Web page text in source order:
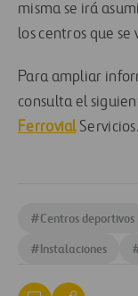
misma se irá
los centros que
Para ampliar
consulta el
FerrovialServicios.
#Centros deportivos
#Instalaciones